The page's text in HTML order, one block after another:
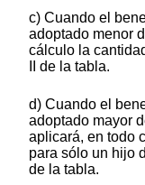
c) Cuando el
adoptado menor
cálculo la
II de la tabla.
d) Cuando el
adoptado mayor
aplicará, en todo
para sólo un hijo
de la tabla.